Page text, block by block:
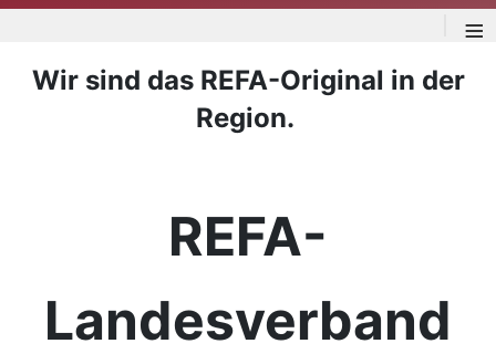
≡
Wir sind das REFA-Original in der
Region.
REFA-
Landesverband